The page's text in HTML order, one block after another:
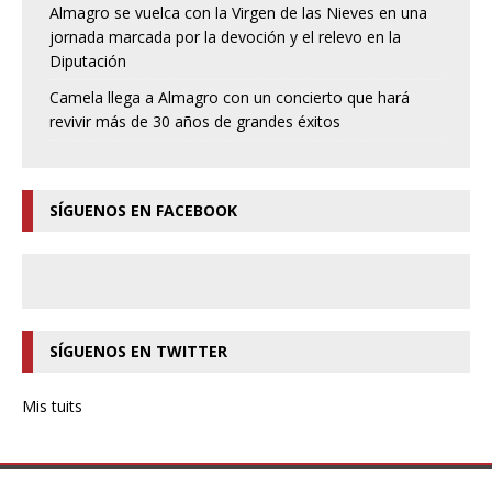
Almagro se vuelca con la Virgen de las Nieves en una
jornada marcada por la devoción y el relevo en la
Diputación
Camela llega a Almagro con un concierto que hará
revivir más de 30 años de grandes éxitos
SÍGUENOS EN FACEBOOK
SÍGUENOS EN TWITTER
Mis tuits